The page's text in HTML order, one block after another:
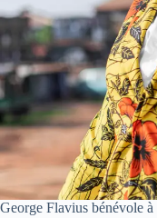
George Flavius bénévole